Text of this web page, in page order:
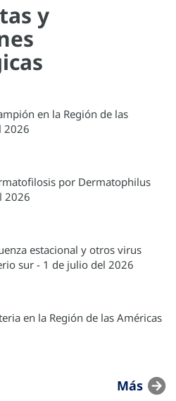
y
en la Región de las
2026
por Dermatophilus
2026
estacional y otros virus
sur - 1 de julio del 2026
en la Región de las Américas
Más